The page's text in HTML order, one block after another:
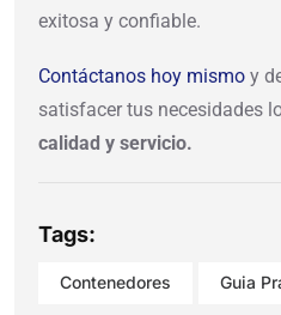
exitosa y confiable.
Contáctanos hoy mismo y
satisfacer tus necesidades
calidad y servicio.
Tags:
Contenedores Guia